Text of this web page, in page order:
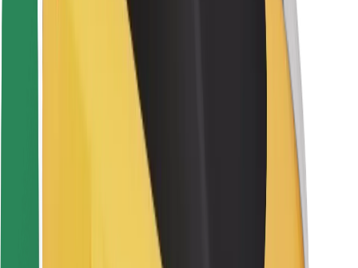
Sigurnost korisnika
Sigurnost vozača
Sigurnost na romobilu
Sigurnosni laboratorij
Gradska rješenja
Bolt stanice za punjenje